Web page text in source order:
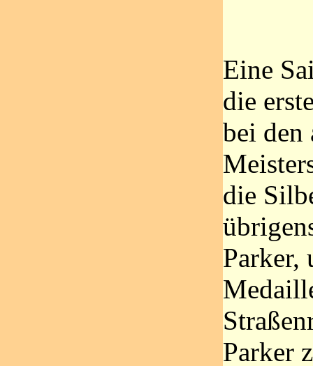
Eine
die
bei den
die
Parker,
Parker